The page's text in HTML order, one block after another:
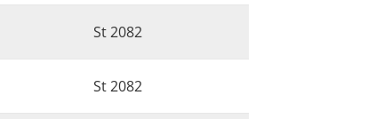
St 2082
St 2082